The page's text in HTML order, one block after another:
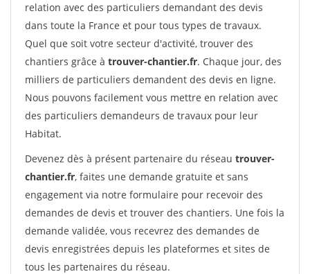
relation avec des particuliers demandant des devis
dans toute la France et pour tous types de travaux.
Quel que soit votre secteur d'activité, trouver des
chantiers grâce à trouver-chantier.fr. Chaque jour, des
milliers de particuliers demandent des devis en ligne.
Nous pouvons facilement vous mettre en relation avec
des particuliers demandeurs de travaux pour leur
Habitat.
Devenez dès à présent partenaire du réseau trouver-
chantier.fr, faites une demande gratuite et sans
engagement via notre formulaire pour recevoir des
demandes de devis et trouver des chantiers. Une fois la
demande validée, vous recevrez des demandes de
devis enregistrées depuis les plateformes et sites de
tous les partenaires du réseau.